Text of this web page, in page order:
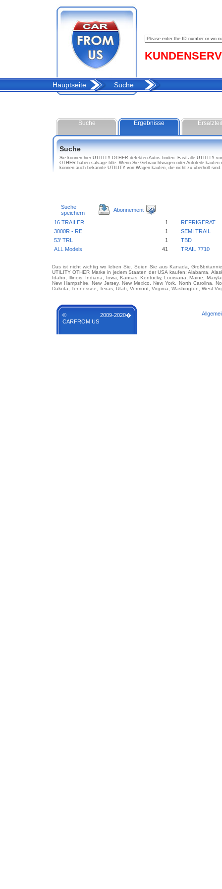
Hauptseite Suche
Suche Ergebnisse
Suche
Sie können hier UTILITY OTHER defekten Autos finden. Fast alle UTILITY
OTHER haben salvage title. Wenn Sie Gebrauchtwagen oder Autoteile
können auch bekannte UTILITY von Wagen kaufen, die nicht zu überholt
Suche
speichern
Abonnement
16 TRAILER 1
REFRIGERAT
3000R - RE
1
SEMI TRAIL
53' TRL
1
TBD
ALL Models
41 TRAIL 7710
Das ist nicht wichtig wo leben Sie. Seien Sie aus Kanada,
UTILITY OTHER Marke in jedem Staaten der USA kaufen: Alabama,
Idaho, Illinois, Indiana, Iowa, Kansas, Kentucky, Louisiana, Maine,
New Hampshire, New Jersey, New Mexico, New York, North Carolina,
Dakota, Tennessee, Texas, Utah, Vermont, Virginia, Washington, West
© 2009-2020�
CARFROM.US